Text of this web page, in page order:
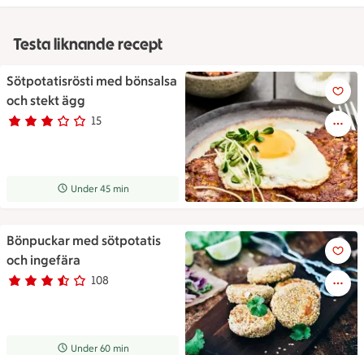
Testa liknande recept
Sötpotatisrösti med bönsalsa
och stekt ägg
Betyg 2.8 av 5. 15
15 personer har röstat
Receptet tar Under 45 min att tillaga
Under 45 min
Sötpotatisrösti med bönsalsa
Bönpuckar med sötpotatis
och ingefära
Betyg 3.6 av 5. 108
108 personer har röstat
Receptet tar Under 60 min att tillaga
Under 60 min
Bönpuckar med sötpotatis